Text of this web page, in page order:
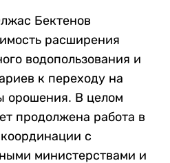
Бектенов
расширения
водопользования и
к переходу на
орошения. В целом
продолжена работа в
с
министерствами и